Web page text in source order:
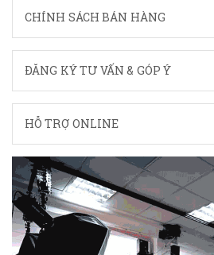
CHÍNH SÁCH BÁN HÀNG
ĐĂNG KÝ TƯ VẤN & GÓP Ý
HỖ TRỢ ONLINE